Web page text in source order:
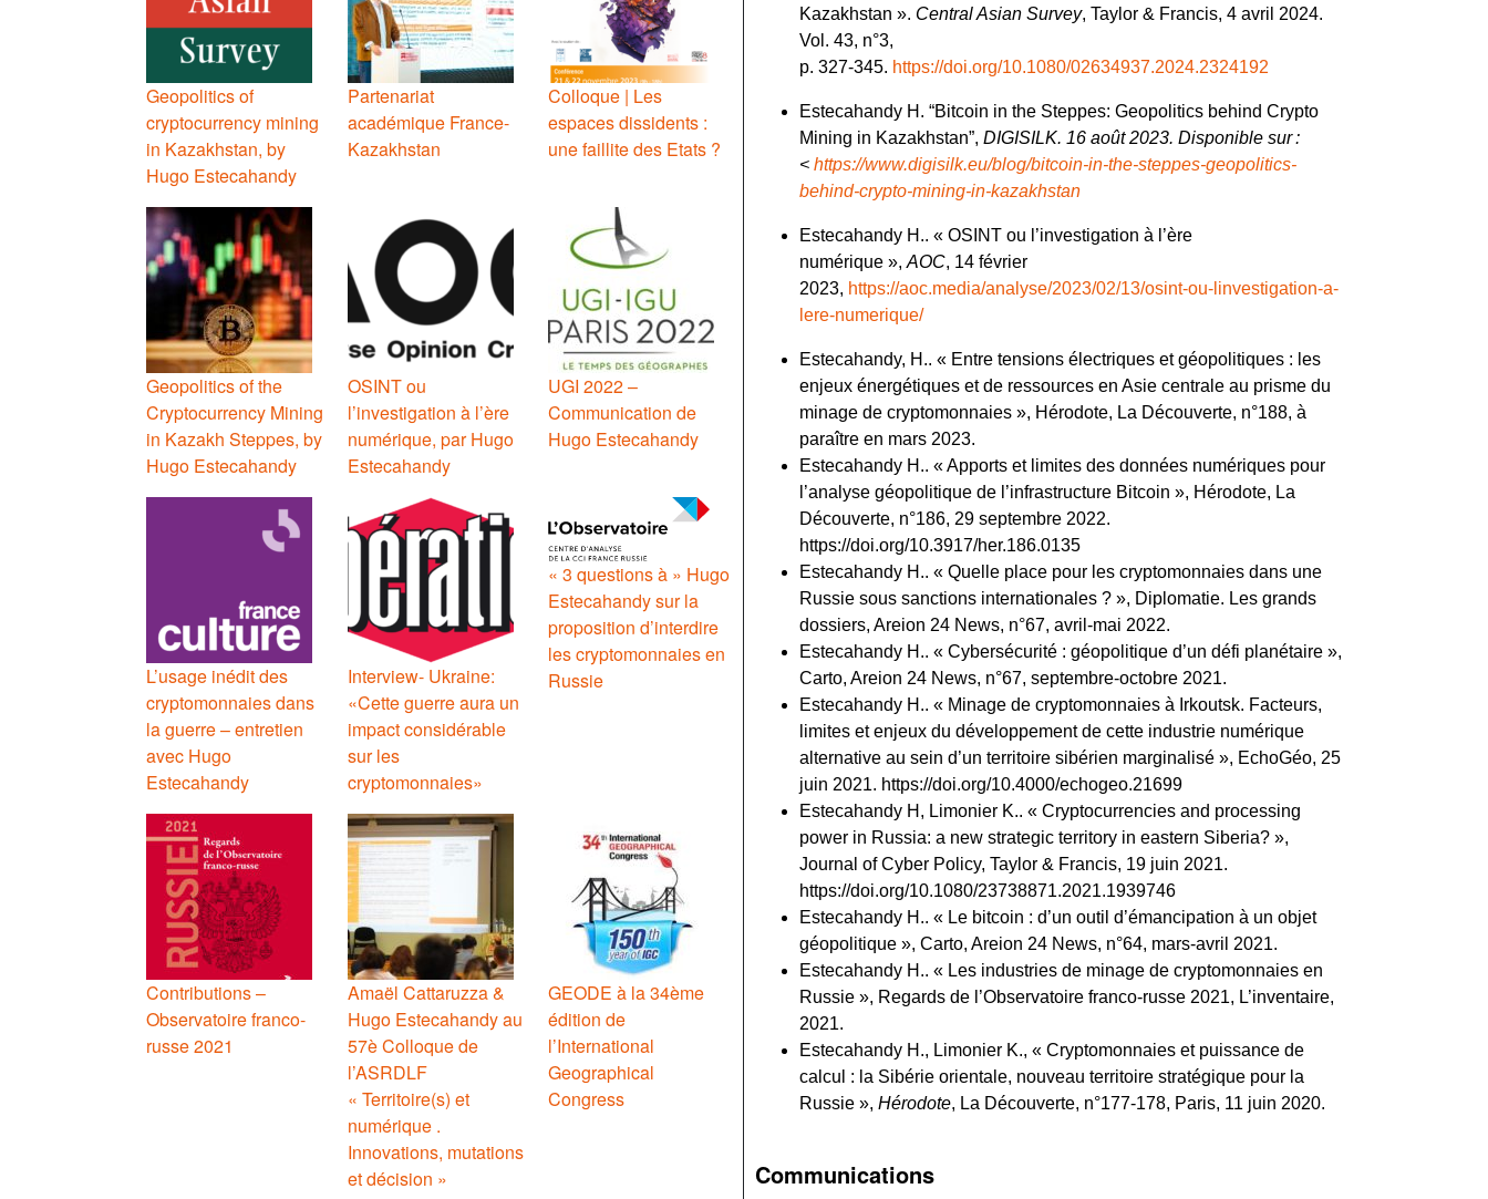
Geopolitics of
cryptocurrency mining
in Kazakhstan, by
Hugo Estecahandy
Partenariat
académique France-
Kazakhstan
Colloque | Les
espaces dissidents :
une faillite des Etats ?
Geopolitics of the
Cryptocurrency Mining
in Kazakh Steppes, by
Hugo Estecahandy
OSINT ou
l’investigation à l’ère
numérique, par Hugo
Estecahandy
UGI 2022 –
Communication de
Hugo Estecahandy
L’usage inédit des
cryptomonnaies dans
la guerre – entretien
avec Hugo
Estecahandy
Interview- Ukraine:
«Cette guerre aura un
impact considérable
sur les
cryptomonnaies»
« 3 questions à » Hugo
Estecahandy sur la
proposition d’interdire
les cryptomonnaies en
Russie
Contributions –
Observatoire franco-
russe 2021
Amaël Cattaruzza &
Hugo Estecahandy au
57è Colloque de
l’ASRDLF
« Territoire(s) et
numérique .
Innovations, mutations
et décision »
GEODE à la 34ème
édition de
l’International
Geographical
Congress
Kazakhstan ». Central Asian Survey, Taylor & Francis, 4 avril 2024.
Vol. 43, n°3,
p. 327‑345. https://doi.org/10.1080/02634937.2024.2324192
Estecahandy H. “Bitcoin in the Steppes: Geopolitics behind Crypto
Mining in Kazakhstan”, DIGISILK. 16 août 2023. Disponible sur :
< https://www.digisilk.eu/blog/bitcoin-in-the-steppes-geopolitics-
behind-crypto-mining-in-kazakhstan
Estecahandy H.. « OSINT ou l’investigation à l’ère
numérique », AOC, 14 février
2023, https://aoc.media/analyse/2023/02/13/osint-ou-linvestigation-a-
lere-numerique/
Estecahandy, H.. « Entre tensions électriques et géopolitiques : les
enjeux énergétiques et de ressources en Asie centrale au prisme du
minage de cryptomonnaies », Hérodote, La Découverte, n°188, à
paraître en mars 2023.
Estecahandy H.. « Apports et limites des données numériques pour
l’analyse géopolitique de l’infrastructure Bitcoin », Hérodote, La
Découverte, n°186, 29 septembre 2022.
https://doi.org/10.3917/her.186.0135
Estecahandy H.. « Quelle place pour les cryptomonnaies dans une
Russie sous sanctions internationales ? », Diplomatie. Les grands
dossiers, Areion 24 News, n°67, avril-mai 2022.
Estecahandy H.. « Cybersécurité : géopolitique d’un défi planétaire »,
Carto, Areion 24 News, n°67, septembre-octobre 2021.
Estecahandy H.. « Minage de cryptomonnaies à Irkoutsk. Facteurs,
limites et enjeux du développement de cette industrie numérique
alternative au sein d’un territoire sibérien marginalisé », EchoGéo, 25
juin 2021. https://doi.org/10.4000/echogeo.21699
Estecahandy H, Limonier K.. « Cryptocurrencies and processing
power in Russia: a new strategic territory in eastern Siberia? »,
Journal of Cyber Policy, Taylor & Francis, 19 juin 2021.
https://doi.org/10.1080/23738871.2021.1939746
Estecahandy H.. « Le bitcoin : d’un outil d’émancipation à un objet
géopolitique », Carto, Areion 24 News, n°64, mars-avril 2021.
Estecahandy H.. « Les industries de minage de cryptomonnaies en
Russie », Regards de l’Observatoire franco-russe 2021, L’inventaire,
2021.
Estecahandy H., Limonier K., « Cryptomonnaies et puissance de
calcul : la Sibérie orientale, nouveau territoire stratégique pour la
Russie », Hérodote, La Découverte, n°177-178, Paris, 11 juin 2020.
Communications